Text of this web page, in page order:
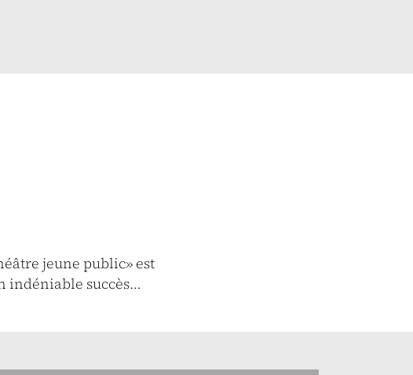
jeune public» est
indéniable succès…